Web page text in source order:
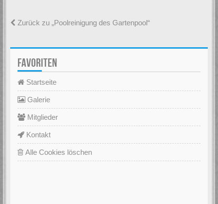
Zurück zu „Poolreinigung des Gartenpool“
FAVORITEN
Startseite
Galerie
Mitglieder
Kontakt
Alle Cookies löschen